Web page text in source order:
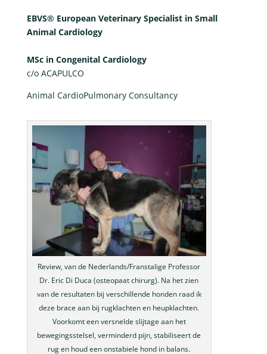
EBVS® European Veterinary Specialist in Small
Animal Cardiology
MSc in Congenital Cardiology
c/o ACAPULCO
Animal CardioPulmonary Consultancy
Review, van de Nederlands/Franstalige Professor
Dr. Eric Di Duca (osteopaat chirurg). Na het zien
van de resultaten bij verschillende honden raad ik
deze brace aan bij rugklachten en heupklachten.
Voorkomt een versnelde slijtage aan het
bewegingsstelsel, verminderd pijn, stabiliseert de
rug en houd een onstabiele hond in balans.